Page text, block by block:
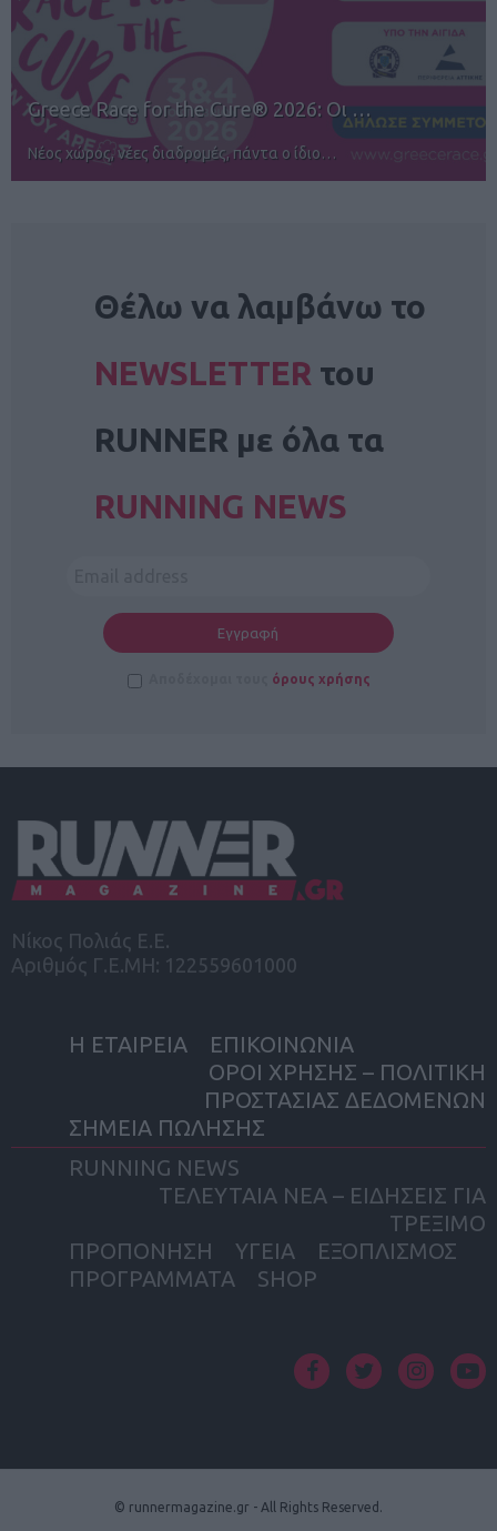
12ος TUI Rhodes Marathon: Άνοιγμα ε…
Αγώνες για όλους στην Ρόδο
Θέλω να λαμβάνω το
NEWSLETTER του
RUNNER με όλα τα
RUNNING NEWS
όρους χρήσης
Νίκος Πολιάς Ε.Ε.
Αριθμός Γ.Ε.ΜΗ: 122559601000
Η ΕΤΑΙΡΕΙΑ
ΕΠΙΚΟΙΝΩΝΙΑ
ΟΡΟΙ ΧΡΗΣΗΣ – ΠΟΛΙΤΙΚΗ
ΠΡΟΣΤΑΣΙΑΣ ΔΕΔΟΜΕΝΩΝ
ΣΗΜΕΙΑ ΠΩΛΗΣΗΣ
RUNNING NEWS
ΤΕΛΕΥΤΑΙΑ ΝΕΑ – ΕΙΔΗΣΕΙΣ ΓΙΑ
ΤΡΕΞΙΜΟ
ΠΡΟΠΟΝΗΣΗ
ΥΓΕΙΑ
ΕΞΟΠΛΙΣΜΟΣ
ΠΡΟΓΡΑΜΜΑΤΑ
SHOP
© runnermagazine.gr - All Rights Reserved.